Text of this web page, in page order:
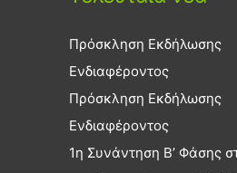
Πρόσκληση Εκδήλωσης
Ενδιαφέροντος
Πρόσκληση Εκδήλωσης
Ενδιαφέροντος
1η Συνάντηση Β’ Φάσης